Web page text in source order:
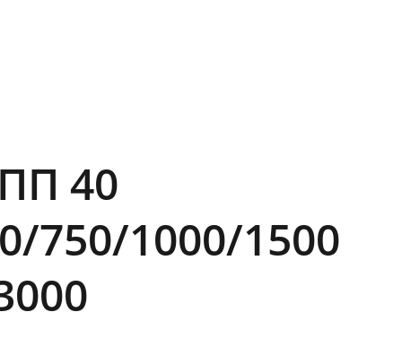
40
750/1000/1500